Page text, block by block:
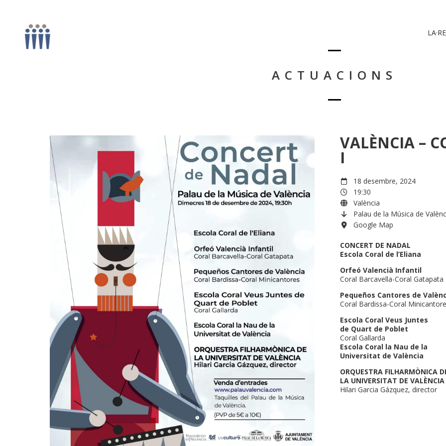
ACTUACIONS
VALÈNCIA –
I
18 desembre, 2024
19:30
València
Palau de la Música de
Google Map
CONCERT DE NADAL
Escola Coral de l’Eliana
Orfeó Valencià Infantil
Coral Barcavella-Coral Gatapata
Pequeños Cantores de
Coral Bardissa-Coral
Escola Coral Veus Juntes
de Quart de Poblet
Coral Gallarda
Escola Coral la Nau de la
Universitat de València
ORQUESTRA FILHARMÒNICA
LA UNIVERSITAT DE VALÈNCIA
Hilari Garcia Gázquez, director